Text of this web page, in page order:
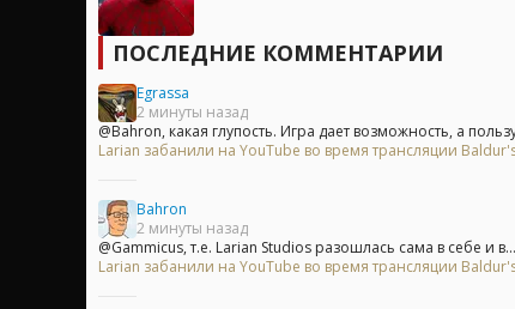
ПОСЛЕДНИЕ КОММЕНТАРИИ
Egrassa
2 минуты назад
@Bahron, какая глупость. Игра дает возможность, а
Larian забанили на YouTube во время трансляции
Bahron
2 минуты назад
@Gammicus, т.е. Larian Studios разошлась сама в себе и в...
Larian забанили на YouTube во время трансляции